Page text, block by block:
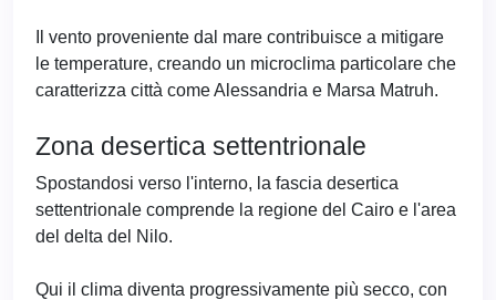
Il vento proveniente dal mare contribuisce a mitigare
le temperature, creando un microclima particolare che
caratterizza città come Alessandria e Marsa Matruh.
Zona desertica settentrionale
Spostandosi verso l'interno, la fascia desertica
settentrionale comprende la regione del Cairo e l'area
del delta del Nilo.
Qui il clima diventa progressivamente più secco, con